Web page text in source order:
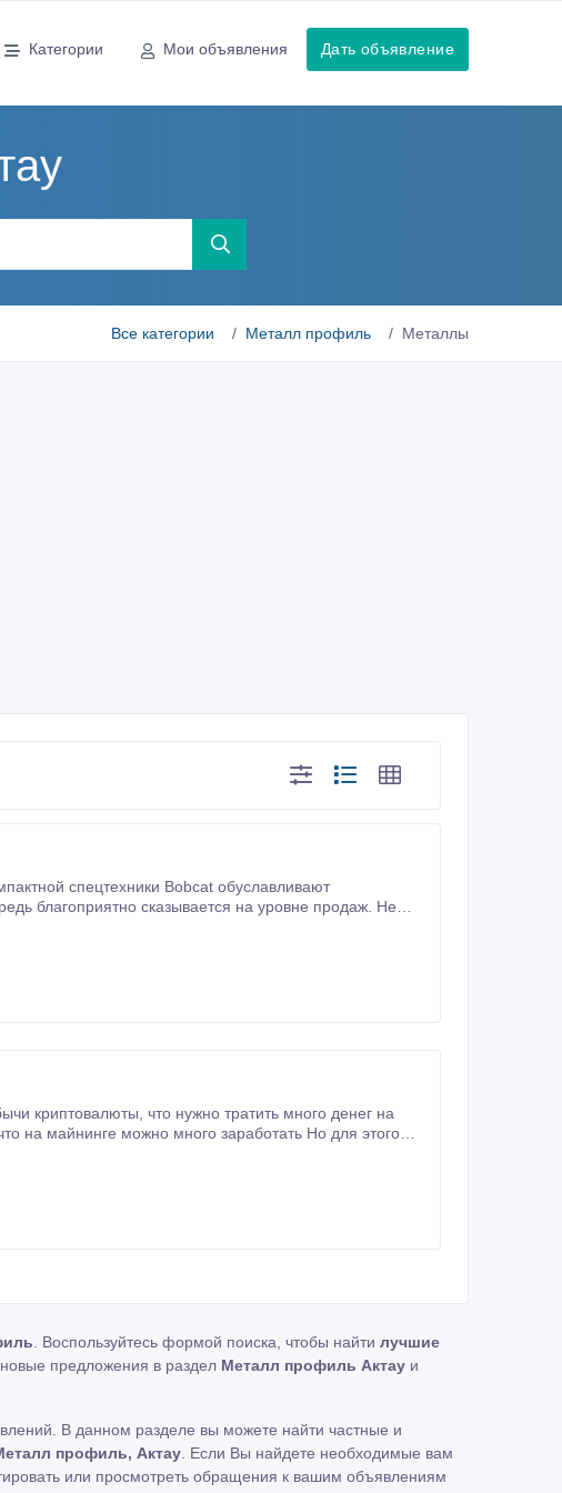
Категории Мои объявления Дать объявление
Все категории Металл профиль Металлы
. Воспользуйтесь формой поиска, чтобы найти лучшие
предложения в раздел Металл профиль Актау и
В данном разделе вы можете найти частные и
профиль, Актау . Если Вы найдете необходимые вам
или просмотреть обращения к вашим объявлениям